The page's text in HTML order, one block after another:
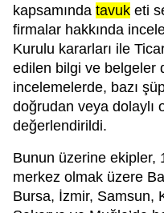
kapsamında tavuk eti
firmalar hakkında
Kurulu kararları ile
edilen bilgi ve belgeler
incelemelerde, bazı
doğrudan veya dolaylı
değerlendirildi.
Bunun üzerine ekipler,
merkez olmak üzere
Bursa, İzmir, Samsun,